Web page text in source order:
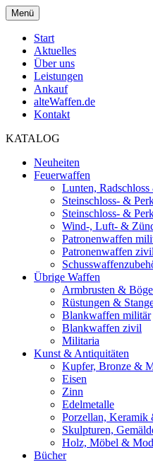
Menü
Start
Aktuelles
Über uns
Leistungen
Ankauf
alteWaffen.de
Kontakt
KATALOG
Neuheiten
Feuerwaffen
Lunten,
Steinschloss- &
Steinschloss- &
Wind-, Luft- &
Patronenwaffen
Patronenwaffen zivil
Übrige Waffen
Armbrusten &
Rüstungen &
Blankwaffen militär
Blankwaffen zivil
Militaria
Kunst & Antiquitäten
Kupfer, Bronze &
Eisen
Zinn
Edelmetalle
Porzellan, Keramik
Skulpturen,
Holz, Möbel &
Bücher